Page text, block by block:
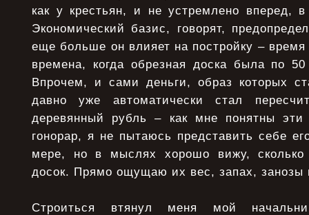
как у крестьян, и не устремлено вперед,
Экономический базис, говорят,
еще больше он влияет на постройку –
времена, когда обрезная доска была по
Впрочем, и сами деньги, образ которых
давно уже автоматически стал
деревянный рубль – как мне понятны эти
гонорар, я не пытаюсь представить себе
мере, но в мыслях хорошо вижу, сколько
досок. Прямо ощущаю их вес, запах, занозы
Строиться втянул меня мой